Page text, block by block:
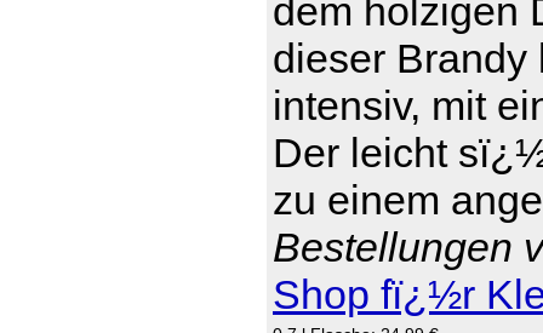
dem holzigen
dieser
intensiv, mit
Der leicht
zu einem
Bestellungen
Shop fï¿½r